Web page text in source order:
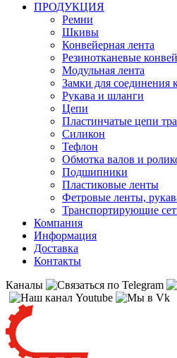
ПРОДУКЦИЯ
Ремни
Шкивы
Конвейерная лента
Резинотканевые
Модульная лента
Замки для соединения
Рукава и шланги
Цепи
Пластинчатые цепи
Силикон
Тефлон
Обмотка валов и
Подшипники
Пластиковые ленты
Фетровые ленты,
Транспортирующие
Компания
Информация
Доставка
Контакты
Каналы